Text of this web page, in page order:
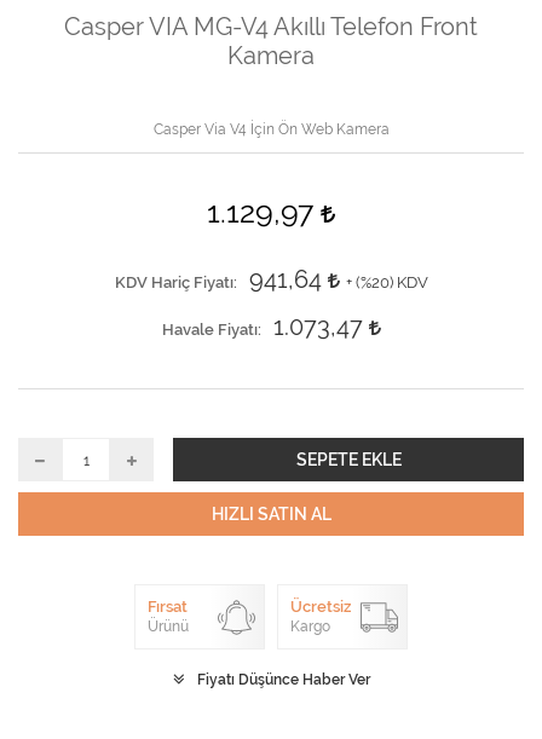
Casper VIA MG-V4 Akıllı Telefon Front
Kamera
Casper Via V4 İçin Ön Web Kamera
1.129,97
KDV Hariç Fiyatı 941,64 + (%20) KDV
Havale Fiyatı 1.073,47
SEPETE EKLE
HIZLI SATIN AL
Fırsat
Ürünü
Ücretsiz
Kargo
Fiyatı Düşünce Haber Ver